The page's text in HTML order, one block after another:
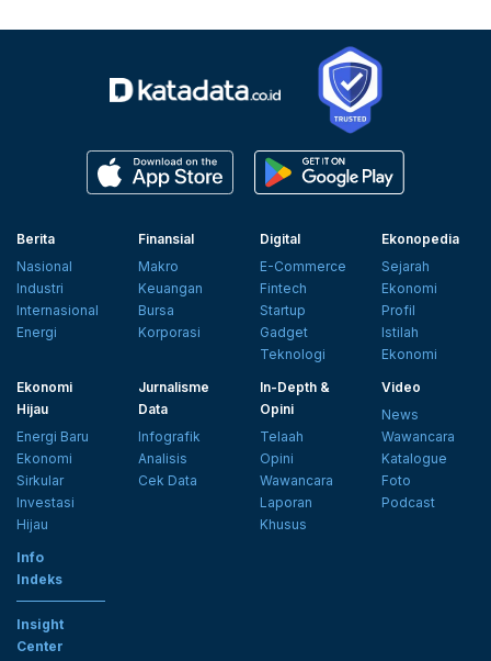
Berita
Nasional
Industri
Internasional
Energi
Finansial
Makro
Keuangan
Bursa
Korporasi
Digital
E-Commerce
Fintech
Startup
Gadget
Teknologi
Ekonopedia
Sejarah
Ekonomi
Profil
Istilah
Ekonomi
Ekonomi
Hijau
Energi Baru
Ekonomi
Sirkular
Investasi
Hijau
Jurnalisme
Data
Infografik
Analisis
Cek Data
In-Depth &
Opini
Telaah
Opini
Wawancara
Laporan
Khusus
Video
News
Wawancara
Katalogue
Foto
Podcast
Info
Indeks
Insight
Center